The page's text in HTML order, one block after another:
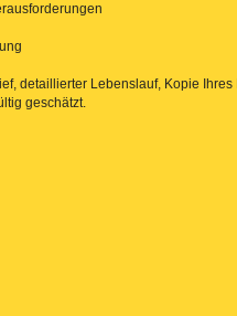
detaillierter Lebenslauf, Kopie
geschätzt.